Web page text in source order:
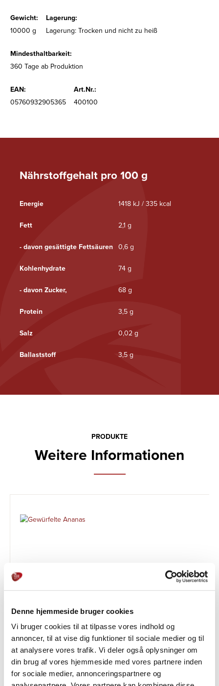
Denne hjemmeside bruger cookies
Vi bruger cookies til at tilpasse vores indhold og
annoncer, til at vise dig funktioner til sociale medier og til
at analysere vores trafik. Vi deler også oplysninger om
din brug af vores hjemmeside med vores partnere inden
for sociale medier, annonceringspartnere og
Nährstoffgehalt pro 100 g
Energie 1418 kJ / 335 kcal
Fett 2,1 g
- davon gesättigte Fettsäuren 0,6 g
Kohlenhydrate 74 g
- davon Zucker, 68 g
Protein 3,5 g
Salz 0,02 g
Ballaststoff 3,5 g
Gewicht:
Lagerung:
10000 g
Lagerung: Trocken und nicht zu heiß
Mindesthaltbarkeit:
360 Tage ab Produktion
EAN:
Art.Nr.:
05760932905365
400100
PRODUKTE
Weitere Informationen
Ananaswürfel
AUF OBSTBASIS